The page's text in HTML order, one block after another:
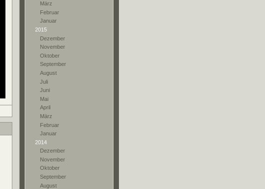
März
Februar
Januar
2015
Dezember
November
Oktober
September
August
Juli
Juni
Mai
April
März
Februar
Januar
2014
Dezember
November
Oktober
September
August